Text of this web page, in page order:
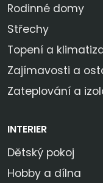
Rodinné domy
Střechy
Topení a
Zajímavosti a
Zateplování a
INTERIER
Dětský pokoj
Hobby a dílna